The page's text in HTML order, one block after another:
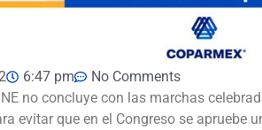
6:47 pm
No Comments
no concluye con las marchas
evitar que en el Congreso se apruebe